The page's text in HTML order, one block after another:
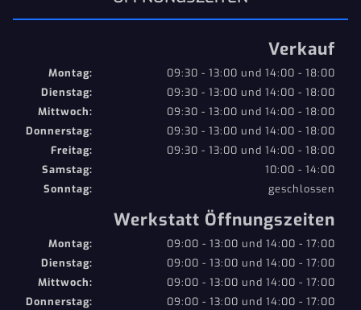
Verkauf
Montag:
09:30 - 13:00 und 14:00 - 18:00
Dienstag:
09:30 - 13:00 und 14:00 - 18:00
Mittwoch:
09:30 - 13:00 und 14:00 - 18:00
Donnerstag:
09:30 - 13:00 und 14:00 - 18:00
Freitag:
09:30 - 13:00 und 14:00 - 18:00
Samstag:
10:00 - 14:00
Sonntag:
geschlossen
Werkstatt Öffnungszeiten
Montag:
09:00 - 13:00 und 14:00 - 17:00
Dienstag:
09:00 - 13:00 und 14:00 - 17:00
Mittwoch:
09:00 - 13:00 und 14:00 - 17:00
Donnerstag:
09:00 - 13:00 und 14:00 - 17:00